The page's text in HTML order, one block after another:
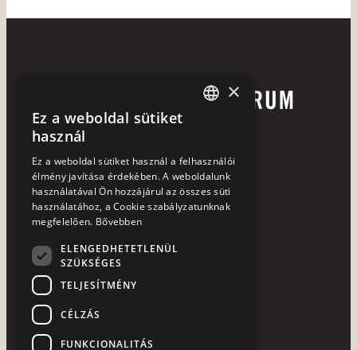
+36 72 252 113
NTAK azonosító: SZ19000531
HASZNOS LINKEK
×
Ez a weboldal sütiket
használ
Ez a weboldal sütiket használ a felhasználói
élmény javítása érdekében. A weboldalunk
használatával Ön hozzájárul az összes süti
használatához, a Cookie szabályzatunknak
megfelelően. Bővebben
ELENGEDHETETLENÜL
SZÜKSÉGES
TELJESÍTMÉNY
CÉLZÁS
FUNKCIONALITÁS